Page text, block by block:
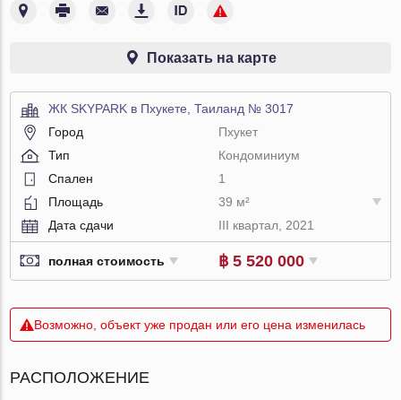
Показать на карте
ЖК SKYPARK в Пхукете, Таиланд № 3017
Город
Пхукет
Тип
Кондоминиум
Спален
1
Площадь
39 м²
Дата сдачи
III квартал, 2021
полная стоимость ฿ 5 520 000
Возможно, объект уже продан или его цена изменилась
РАСПОЛОЖЕНИЕ